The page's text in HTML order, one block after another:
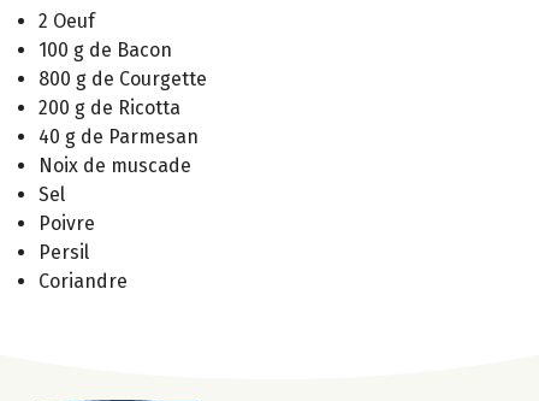
2 Oeuf
100 g de Bacon
800 g de Courgette
200 g de Ricotta
40 g de Parmesan
Noix de muscade
Sel
Poivre
Persil
Coriandre